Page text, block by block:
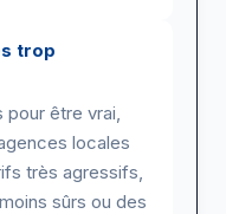
trop
être vrai,
locales
très agressifs,
sûrs ou des